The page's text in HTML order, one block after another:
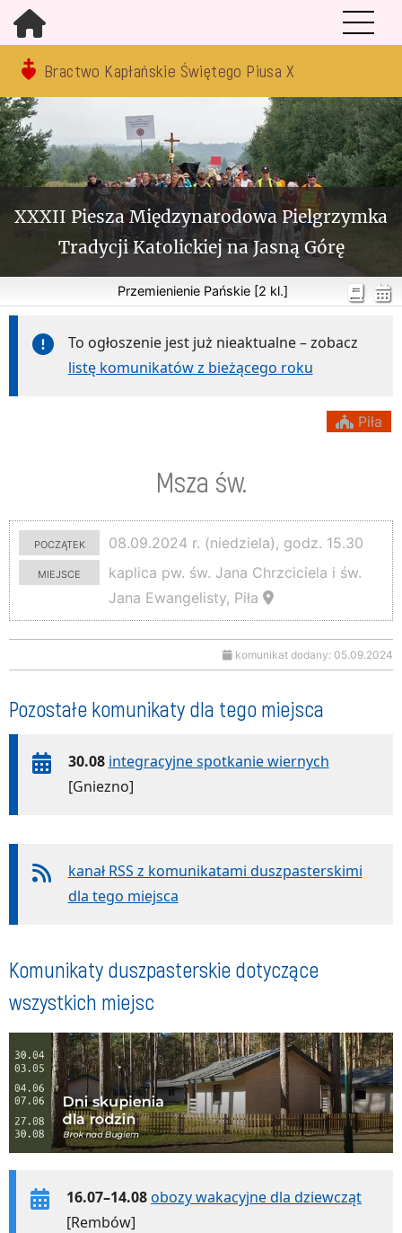
Bractwo Kapłańskie Świętego Piusa X
XXXII Piesza Międzynarodowa Pielgrzymka
Tradycji Katolickiej na Jasną Górę
Przemienienie Pańskie [2 kl.]
To ogłoszenie jest już nieaktualne – zobacz
listę komunikatów z bieżącego roku
Piła
Msza św.
początek
08.09.2024 r. (niedziela), godz. 15.30
miejsce
kaplica pw. św. Jana Chrzciciela i św.
Jana Ewangelisty, Piła
komunikat dodany: 05.09.2024
Pozostałe komunikaty dla tego miejsca
30.08 integracyjne spotkanie wiernych
[Gniezno]
kanał RSS z komunikatami duszpasterskimi
dla tego miejsca
Komunikaty duszpasterskie dotyczące
wszystkich miejsc
16.07–14.08obozy wakacyjne dla dziewcząt
[Rembów]